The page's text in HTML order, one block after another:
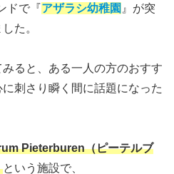
ドで『アザラシ幼稚園 』が突
た。
ると、ある一人の方のおすす
刺さり瞬く間に話題になった
Pieterburen（ピーテルブ
という施設で、